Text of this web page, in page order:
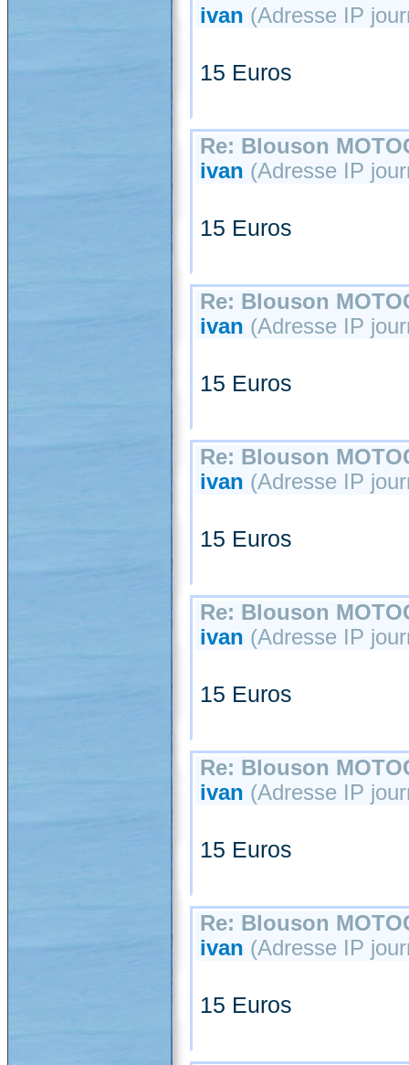
ivan (Adresse IP
15 Euros
Re: Blouson
ivan (Adresse IP
15 Euros
Re: Blouson
ivan (Adresse IP
15 Euros
Re: Blouson
ivan (Adresse IP
15 Euros
Re: Blouson
ivan (Adresse IP
15 Euros
Re: Blouson
ivan (Adresse IP
15 Euros
Re: Blouson
ivan (Adresse IP
15 Euros